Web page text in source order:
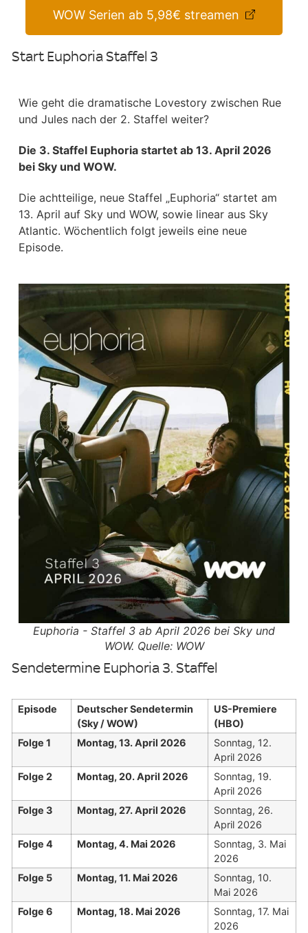
WOW Serien ab 5,98€ streamen
Start Euphoria Staffel 3
Wie geht die dramatische Lovestory zwischen Rue
und Jules nach der 2. Staffel weiter?
Die 3. Staffel Euphoria startet ab 13. April 2026
bei Sky und WOW.
Die achtteilige, neue Staffel „Euphoria“ startet am
13. April auf Sky und WOW, sowie linear aus Sky
Atlantic. Wöchentlich folgt jeweils eine neue
Episode.
Euphoria - Staffel 3 ab April 2026 bei Sky und
WOW. Quelle: WOW
Sendetermine Euphoria 3. Staffel
Episode
Deutscher Sendetermin
(Sky / WOW)
US-Premiere
(HBO)
Folge 1
Montag, 13. April 2026
Sonntag, 12.
April 2026
Folge 2
Montag, 20. April 2026
Sonntag, 19.
April 2026
Folge 3
Montag, 27. April 2026
Sonntag, 26.
April 2026
Folge 4
Montag, 4. Mai 2026
Sonntag, 3. Mai
2026
Folge 5
Montag, 11. Mai 2026
Sonntag, 10.
Mai 2026
Folge 6
Montag, 18. Mai 2026
Sonntag, 17. Mai
2026